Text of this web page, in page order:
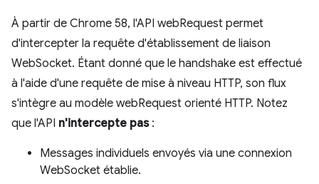
À partir de Chrome 58, l'API webRequest permet
d'intercepter la requête d'établissement de liaison
WebSocket. Étant donné que le handshake est effectué
à l'aide d'une requête de mise à niveau HTTP, son flux
s'intègre au modèle webRequest orienté HTTP. Notez
que l'API n'intercepte pas:
Messages individuels envoyés via une connexion
WebSocket établie.